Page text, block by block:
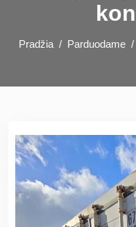
Pradžia Parduodame